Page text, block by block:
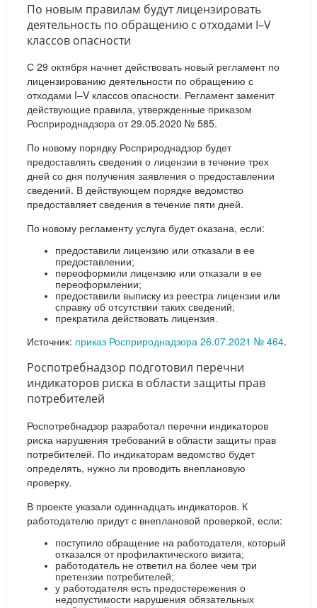
По новым правилам будут лицензировать
деятельность по обращению с отходами I–V
классов опасности
С 29 октября начнет действовать новый регламент по
лицензированию деятельности по обращению с
отходами I–V классов опасности. Регламент заменит
действующие правила, утвержденные приказом
Росприроднадзора от 29.05.2020 № 585.
По новому порядку Росприроднадзор будет
предоставлять сведения о лицензии в течение трех
дней со дня получения заявления о предоставлении
сведений. В действующем порядке ведомство
предоставляет сведения в течение пяти дней.
По новому регламенту услуга будет оказана, если:
предоставили лицензию или отказали в ее
предоставлении;
переоформили лицензию или отказали в ее
переоформлении;
предоставили выписку из реестра лицензии или
справку об отсутствии таких сведений;
прекратила действовать лицензия.
Источник: приказ Росприроднадзора 26.07.2021 № 464.
Роспотребнадзор подготовил перечни
индикаторов риска в области защиты прав
потребителей
Роспотребнадзор разработал перечни индикаторов
риска нарушения требований в области защиты прав
потребителей. По индикаторам ведомство будет
определять, нужно ли проводить внеплановую
проверку.
В проекте указали одиннадцать индикаторов. К
работодателю придут с внеплановой проверкой, если:
поступило обращение на работодателя, который
отказался от профилактического визита;
работодатель не ответил на более чем три
претензии потребителей;
у работодателя есть предостережения о
недопустимости нарушения обязательных